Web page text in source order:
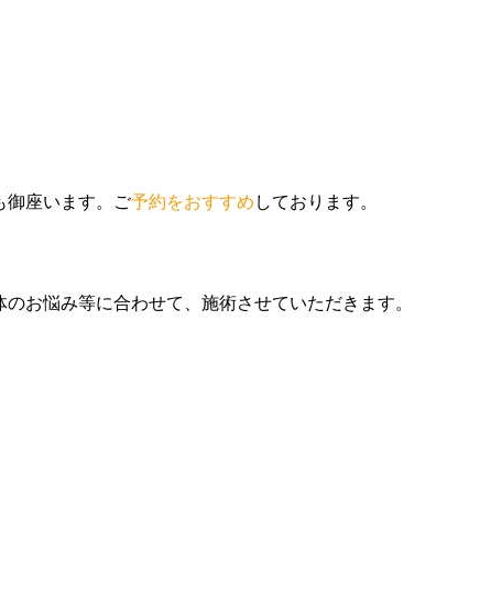
座います。ご予約をおすすめ しております。
お悩み等に合わせて、施術させていただきます。